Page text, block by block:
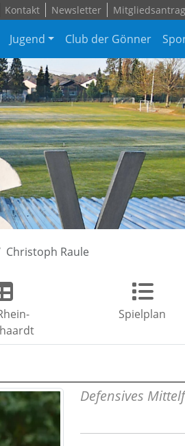
Kontakt Newsletter Mitgliedsantrag
Jugend Club der Gönner
Christoph Raule
Spielplan
Defensives